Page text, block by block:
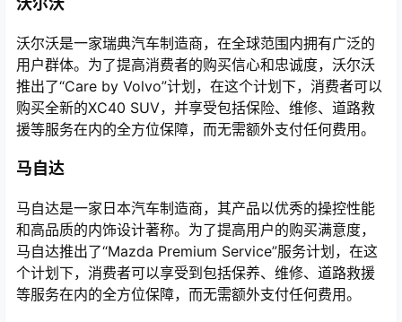
沃尔沃是一家瑞典汽车制造商，在全球范围内拥有广泛的
用户群体。为了提高消费者的购买信心和忠诚度，沃尔沃
推出了“Care by Volvo”计划，在这个计划下，消费者可以
购买全新的XC40 SUV，并享受包括保险、维修、道路救
援等服务在内的全方位保障，而无需额外支付任何费用。
马自达
马自达是一家日本汽车制造商，其产品以优秀的操控性能
和高品质的内饰设计著称。为了提高用户的购买满意度，
马自达推出了“Mazda Premium Service”服务计划，在这
个计划下，消费者可以享受到包括保养、维修、道路救援
等服务在内的全方位保障，而无需额外支付任何费用。